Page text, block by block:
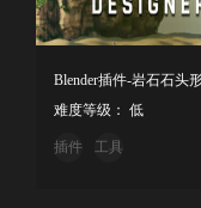
难度等级： 低
插件 工具